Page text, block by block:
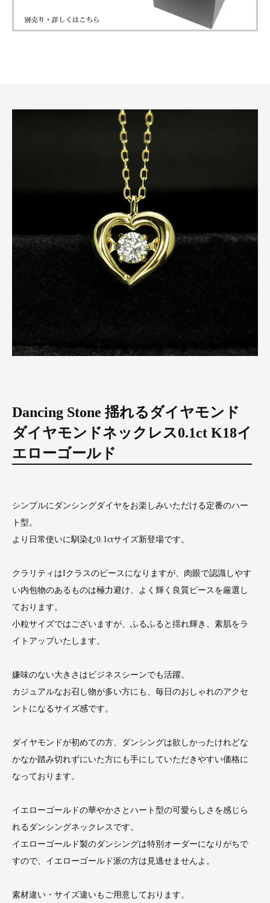
Dancing Stone 揺れるダイヤモンド
ダイヤモンドネックレス0.1ct K18イ
エローゴールド
シンプルにダンシングダイヤをお楽しみいただける定番のハー
ト型。
より日常使いに馴染む0.1ctサイズ新登場です。
クラリティはIクラスのピースになりますが、肉眼で認識しやす
い内包物のあるものは極力避け、よく輝く良質ピースを厳選し
ております。
小粒サイズではございますが、ふるふると揺れ輝き、素肌をラ
イトアップいたします。
嫌味のない大きさはビジネスシーンでも活躍。
カジュアルなお召し物が多い方にも、毎日のおしゃれのアクセ
ントになるサイズ感です。
ダイヤモンドが初めての方、ダンシングは欲しかったけれどな
かなか踏み切れずにいた方にも手にしていただきやすい価格に
なっております。
イエローゴールドの華やかさとハート型の可愛らしさを感じら
れるダンシングネックレスです。
イエローゴールド製のダンシングは特別オーダーになりがちで
すので、イエローゴールド派の方は見逃せませんよ。
素材違い・サイズ違いもご用意しております。